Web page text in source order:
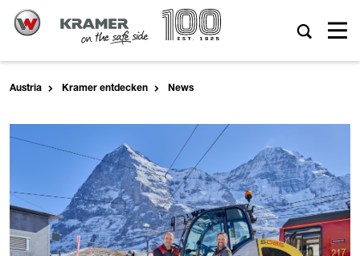
Austria Kramer entdecken News